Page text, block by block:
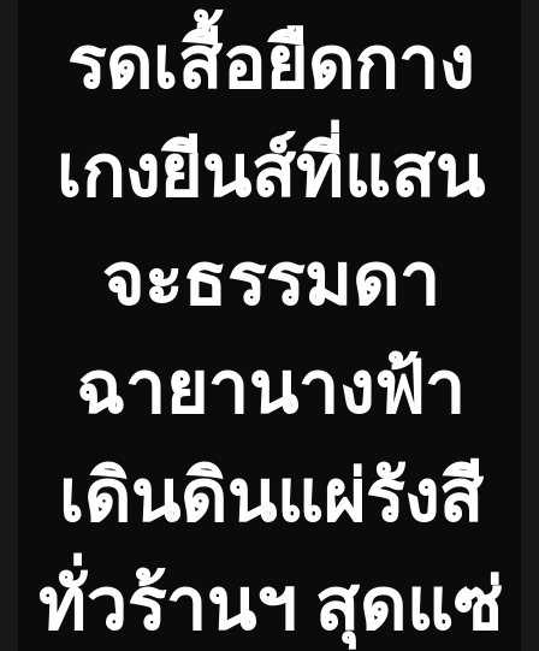
รดเสื้อยืดกาง
เกงยีนส์ที่แสน
จะธรรมดา
ฉายานางฟ้า
เดินดินแผ่รังสี
ทั่วร้านฯ สุดแซ่